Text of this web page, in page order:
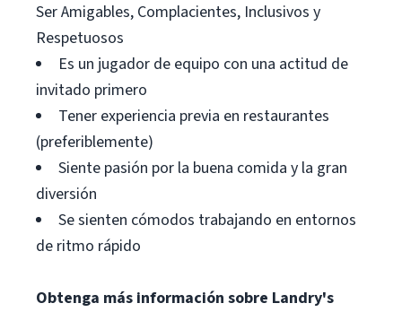
Ser Amigables, Complacientes, Inclusivos y
Respetuosos
Es un jugador de equipo con una actitud de
invitado primero
Tener experiencia previa en restaurantes
(preferiblemente)
Siente pasión por la buena comida y la gran
diversión
Se sienten cómodos trabajando en entornos
de ritmo rápido
Obtenga más información sobre Landry's